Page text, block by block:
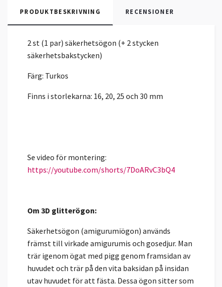
PRODUKTBESKRIVNING RECENSIONER
2 st (1 par) säkerhetsögon (+ 2 stycken
säkerhetsbakstycken)
Färg: Turkos
Finns i storlekarna: 16, 20, 25 och 30 mm
Se video för montering:
https://youtube.com/shorts/7DoARvC3bQ4
Om 3D glitterögon:
Säkerhetsögon (amigurumiögon) används
främst till virkade amigurumis och gosedjur. Man
trär igenom ögat med pigg genom framsidan av
huvudet och trär på den vita baksidan på insidan
utav huvudet för att fästa. Dessa ögon sitter som